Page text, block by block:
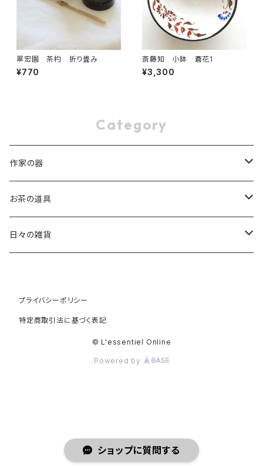
ショップに質問する
翠宏園 茶杓 折り畳み
¥770
斎藤知 小鉢 蒼花1
¥3,300
Category
作家の器
稲葉 周子 Chikako Inaba
片瀬 和宏 Kazuhiro Katase
高橋 朋子 Tomoko Saito
竹村 友里 Yuri Takemura
徳山 久見子 Kumiko Tokuyama
お茶の道具
茶杓
日々の雑貨
天然素材
プライバシーポリシー
特定商取引法に基づく表記
© L'essentiel Online
Powered by